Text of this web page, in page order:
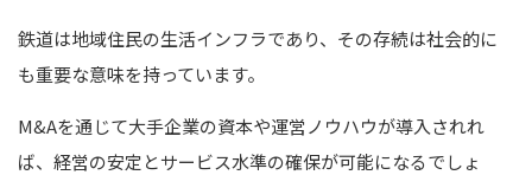
鉄道は地域住民の生活インフラであり、その存続は社会的に
も重要な意味を持っています。
M&Aを通じて大手企業の資本や運営ノウハウが導入されれ
ば、経営の安定とサービス水準の確保が可能になるでしょ